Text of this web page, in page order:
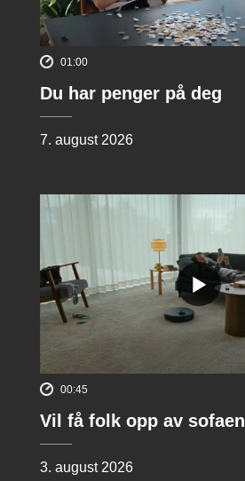
01:00
Du har penger på deg
7. august 2026
00:45
Vil få folk opp av sofaen
3. august 2026